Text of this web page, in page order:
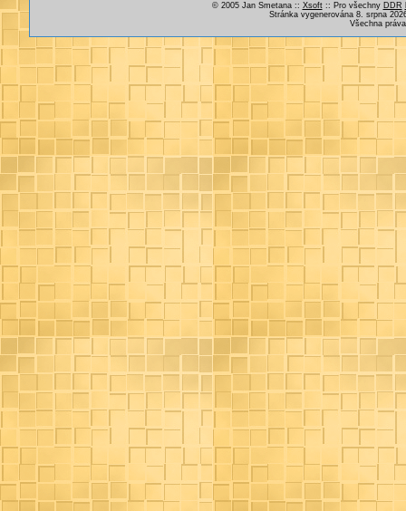
© 2005 Jan Smetana :: Xsoft:: Pro všechny DDR
Stránka vygenerována 8. srpna
Všechna